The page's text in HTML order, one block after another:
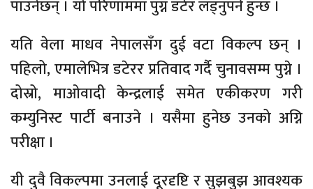
पाउनेछन् । यो परिणाममा पुग्न डटेर लड्नुपर्ने हुन्छ ।
यति वेला माधव नेपालसँग दुई वटा विकल्प छन् ।
पहिलो, एमालेभित्र डटेरर प्रतिवाद गर्दै चुनावसम्म पुग्ने ।
दोस्रो, माओवादी केन्द्रलाई समेत एकीकरण गरी
कम्युनिस्ट पार्टी बनाउने । यसैमा हुनेछ उनको अग्नि
परीक्षा ।
यी दुवै विकल्पमा उनलाई दूरदृष्टि र सुझबुझ आवश्यक